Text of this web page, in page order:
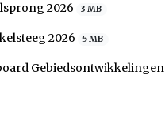
2026 3 MB
2026 5 MB
Gebiedsontwikkelingen